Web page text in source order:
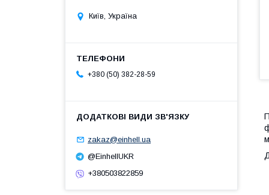
Київ, Україна
+380 (50) 382-28-59
zakaz@einhell.ua
@EinhellUKR
+380503822859